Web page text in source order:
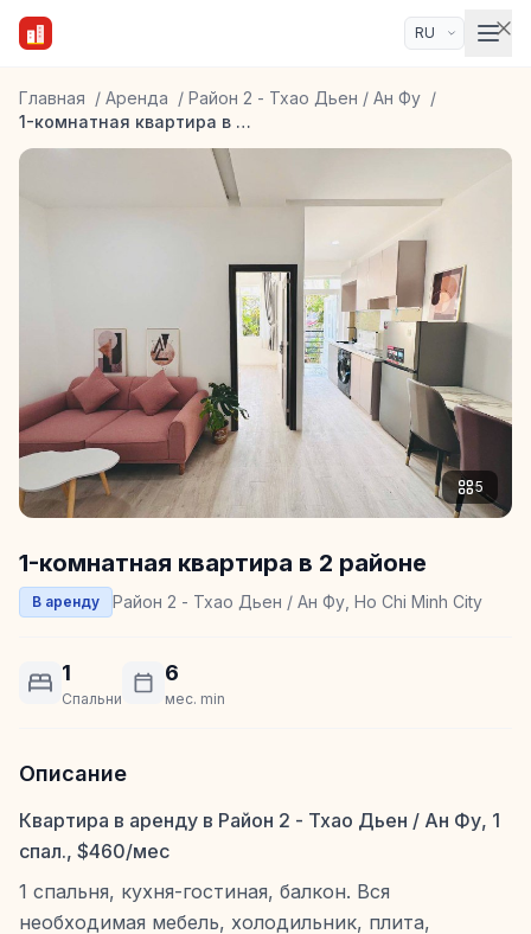
Главная / Аренда / Район 2 - Тхао Дьен / Ан Фу /
1-комнатная квартира в 2 районе
5
1-комнатная квартира в 2 районе
В аренду Район 2 - Тхао Дьен / Ан Фу, Ho Chi Minh City
1
Спальни
6
мес. min
Описание
Квартира в аренду в Район 2 - Тхао Дьен / Ан Фу, 1
спал., $460/мес
1 спальня, кухня-гостиная, балкон. Вся
необходимая мебель, холодильник, плита,